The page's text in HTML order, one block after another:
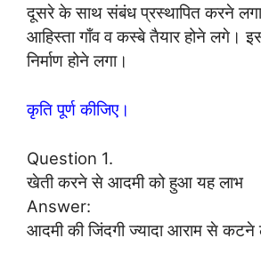
दूसरे के साथ संबंध प्रस्थापित करने
आहिस्ता गाँव व कस्बे तैयार होने लगे।
निर्माण होने लगा।
कृति पूर्ण कीजिए।
Question 1.
खेती करने से आदमी को हुआ यह लाभ
Answer:
आदमी की जिंदगी ज्यादा आराम से कटने